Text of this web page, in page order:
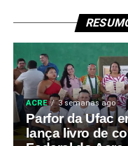
ACRE 3 semanas ago
Parfor da Ufac
lança livro de